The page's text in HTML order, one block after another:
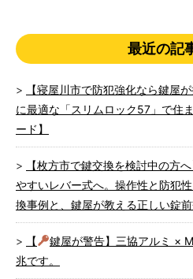
最近の記
【寝屋川市で防犯強化なら鍵屋
に最適な「スリムロック57」で住
ード】
【枚方市で鍵交換を検討中の方
やすいレバー式へ。操作性と防犯
換事例と、鍵屋が教える正しい錠
【
鍵屋が警告】三協アルミ ×
兆です。